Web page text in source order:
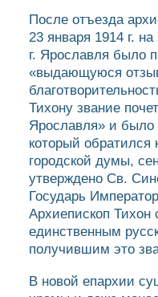
После отъезда
23 января 1914 г.
г. Ярославля было
«выдающуюся
Тихону звание
Ярославля» и было
который
городской думы,
утверждено Св.
Государь
Архиепископ Тихон
единственным
получившим это
В новой епархии